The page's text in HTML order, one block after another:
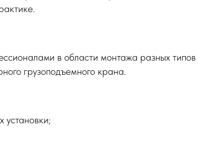
в области монтажа разных типов
грузоподъемного крана.
установки;